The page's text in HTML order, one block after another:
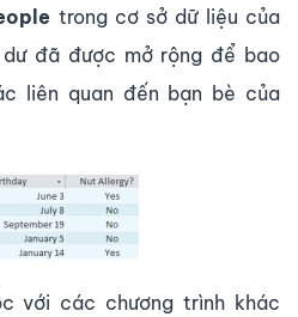
trong cơ sở dữ liệu của
dư đã được mở rộng để bao
liên quan đến bạn bè của
với các chương trình khác